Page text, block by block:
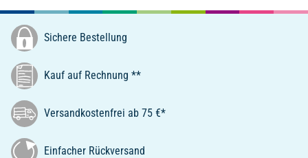
Sichere Bestellung
Kauf auf Rechnung **
Versandkostenfrei ab 75 €*
Einfacher Rückversand